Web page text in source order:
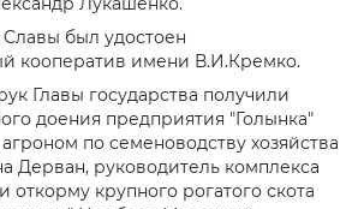
был удостоен
кооператив имени В.И.Кремко.
Главы государства получили
доения предприятия "Голынка"
по семеноводству хозяйства
Дерван, руководитель комплекса
крупного рогатого скота